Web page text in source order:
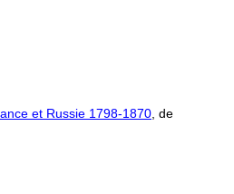
et Russie 1798-1870 , de